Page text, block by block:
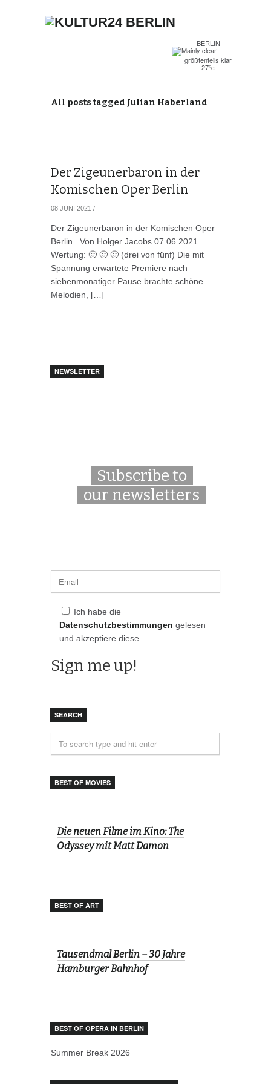
BERLIN
größtenteils klar
27°c
All posts tagged Julian Haberland
Der Zigeunerbaron in der
Komischen Oper Berlin
08 JUNI 2021 /
Der Zigeunerbaron in der Komischen Oper
Berlin Von Holger Jacobs 07.06.2021
Wertung: 🙂 🙂 🙂 (drei von fünf) Die mit
Spannung erwartete Premiere nach
siebenmonatiger Pause brachte schöne
Melodien, […]
NEWSLETTER
Subscribe to
our newsletters
Ich habe die
Datenschutzbestimmungen gelesen
und akzeptiere diese.
SEARCH
BEST OF MOVIES
Die neuen Filme im Kino: The
Odyssey mit Matt Damon
BEST OF ART
Tausendmal Berlin – 30 Jahre
Hamburger Bahnhof
BEST OF OPERA IN BERLIN
Summer Break 2026